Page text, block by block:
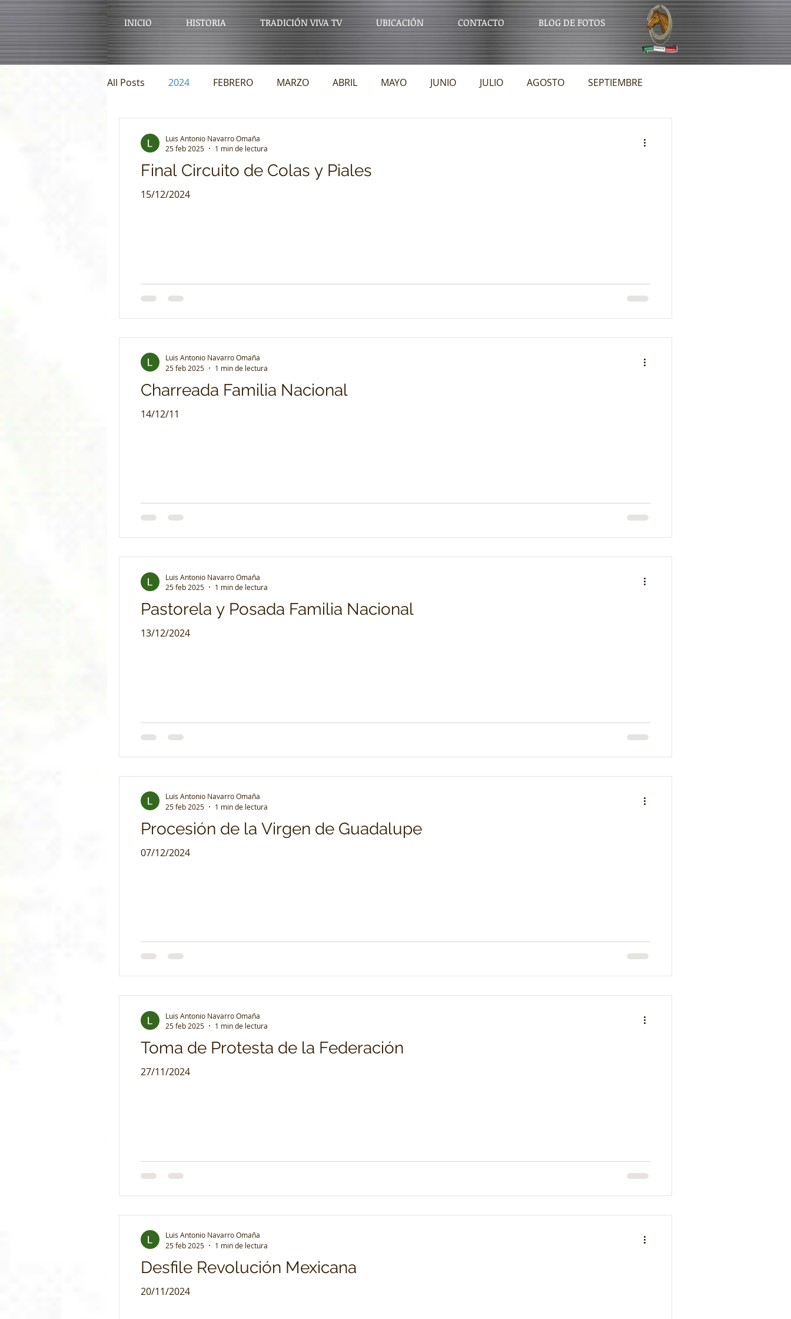
INICIO HISTORIA TRADICIÓN VIVA TV UBICACIÓN CONTACTO BLOG DE FOTOS
All Posts 2024 FEBRERO MARZO ABRIL MAYO JUNIO JULIO AGOSTO SEPTIEMBRE
Final Circuito de Colas y Piales
15/12/2024
Luis Antonio Navarro Omaña
25 feb 2025
1 min de lectura
Charreada Familia Nacional
14/12/11
Luis Antonio Navarro Omaña
25 feb 2025
1 min de lectura
Pastorela y Posada Familia Nacional
13/12/2024
Luis Antonio Navarro Omaña
25 feb 2025
1 min de lectura
Procesión de la Virgen de Guadalupe
07/12/2024
Luis Antonio Navarro Omaña
25 feb 2025
1 min de lectura
Toma de Protesta de la Federación
27/11/2024
Luis Antonio Navarro Omaña
25 feb 2025
1 min de lectura
Desfile Revolución Mexicana
20/11/2024
Luis Antonio Navarro Omaña
25 feb 2025
1 min de lectura